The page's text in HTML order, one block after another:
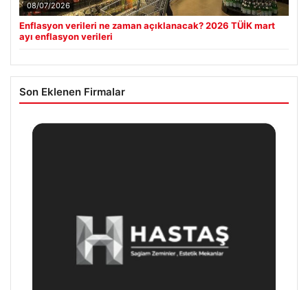
08/07/2026
Enflasyon verileri ne zaman açıklanacak? 2026 TÜİK mart
ayı enflasyon verileri
Son Eklenen Firmalar